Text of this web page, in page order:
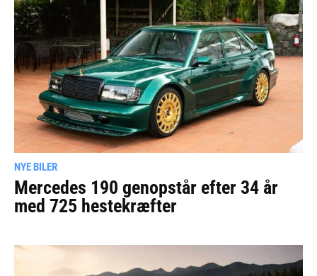
NYE BILER
Mercedes 190 genopstår efter 34 år
med 725 hestekræfter